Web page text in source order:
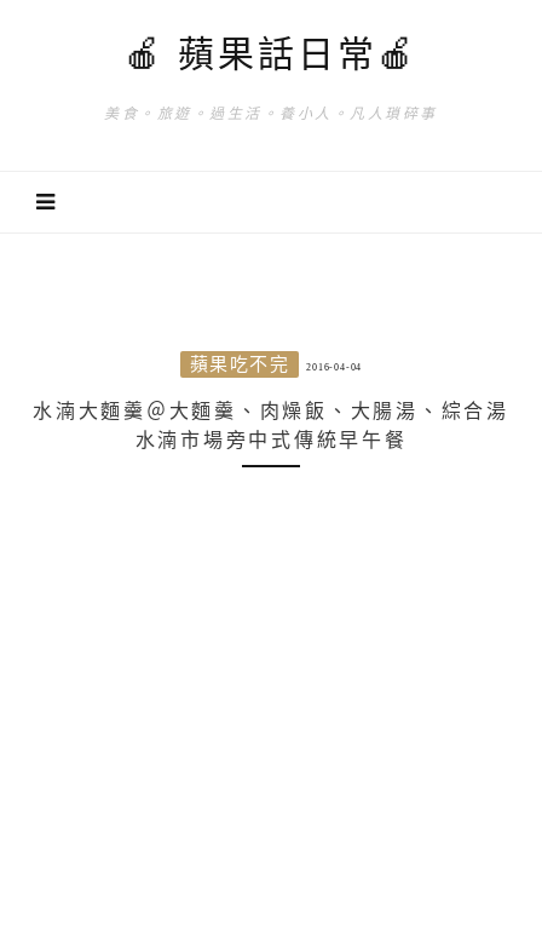
🍎 蘋果話日常🍎
美食。旅遊。過生活。養小人。凡人瑣碎事
蘋果吃不完 2016-04-04
水湳大麵羹＠大麵羹、肉燥飯、大腸湯、綜合湯
水湳市場旁中式傳統早午餐